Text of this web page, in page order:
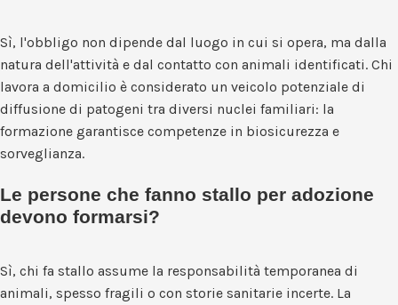
Sì, l'obbligo non dipende dal luogo in cui si opera, ma dalla
natura dell'attività e dal contatto con animali identificati. Chi
lavora a domicilio è considerato un veicolo potenziale di
diffusione di patogeni tra diversi nuclei familiari: la
formazione garantisce competenze in biosicurezza e
sorveglianza.
Le persone che fanno stallo per adozione
devono formarsi?
Sì, chi fa stallo assume la responsabilità temporanea di
animali, spesso fragili o con storie sanitarie incerte. La